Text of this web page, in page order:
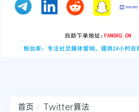
首页
Twitter算法